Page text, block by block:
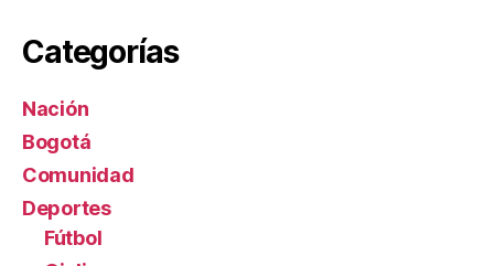
Categorías
Nación
Bogotá
Comunidad
Deportes
Fútbol